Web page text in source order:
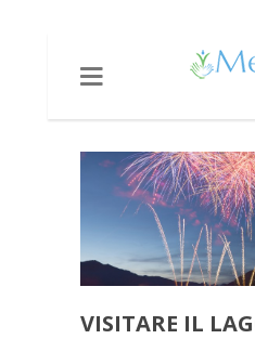
VISITARE IL
MAGGIORE
VISITARE IL